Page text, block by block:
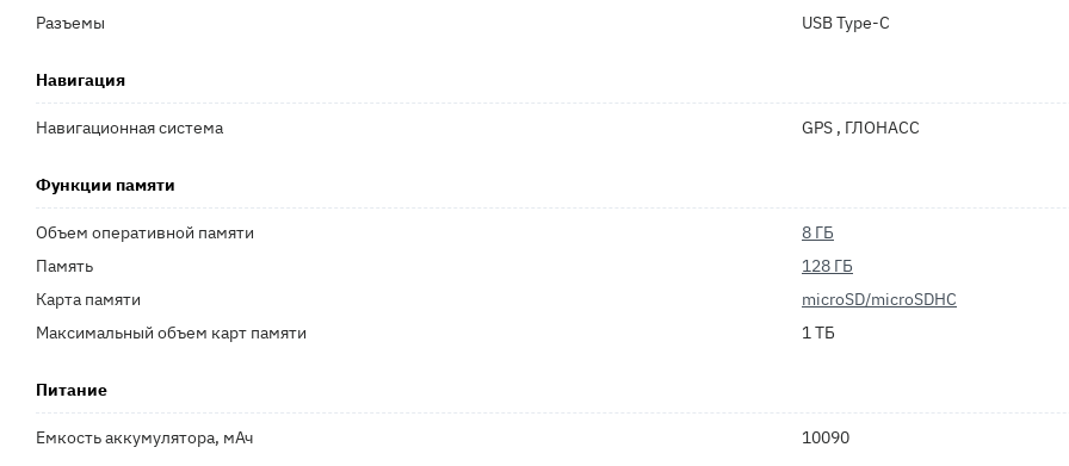
Разъемы USB Type-C
Навигация
Навигационная система GPS , ГЛОНАСС
Функции памяти
Объем оперативной памяти
8 ГБ
Память
128 ГБ
Карта памяти
microSD/microSDHC
Максимальный объем карт памяти
1 ТБ
Питание
Емкость аккумулятора, мАч 10090